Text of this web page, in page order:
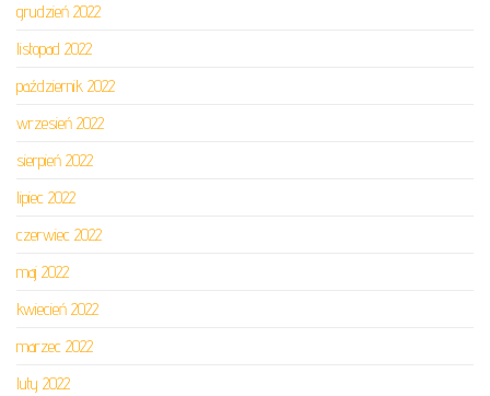
grudzień 2022
listopad 2022
październik 2022
wrzesień 2022
sierpień 2022
lipiec 2022
czerwiec 2022
maj 2022
kwiecień 2022
marzec 2022
luty 2022